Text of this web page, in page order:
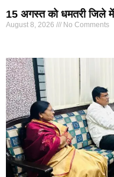
15 अगस्त को धमतरी जिले
August 8, 2026 No Comments